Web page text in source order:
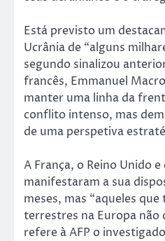
Está previsto um
Ucrânia de “alguns
segundo sinalizou
francês, Emmanuel
manter uma linha da
conflito intenso, mas
de uma perspetiva
A França, o Reino Unido
manifestaram a sua
meses, mas “aqueles
terrestres na Europa não
refere à AFP o